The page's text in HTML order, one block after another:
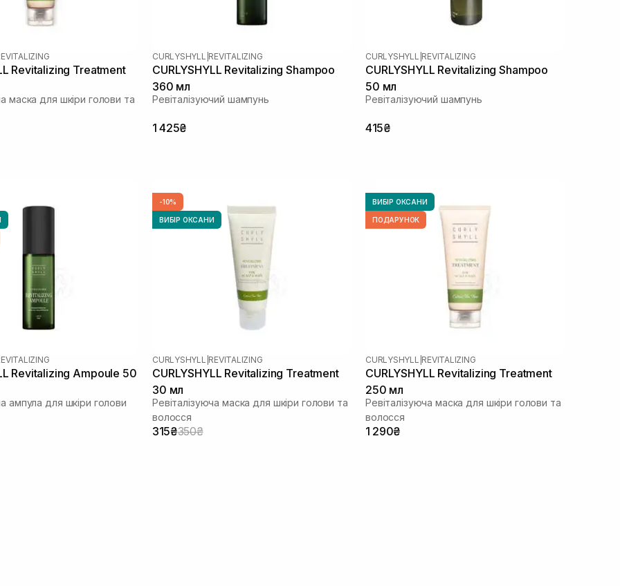
Revitalizing Treatment
маска для шкіри голови та
CURLYSHYLL REVITALIZING
CURLYSHYLL Revitalizing Shampoo
360 мл
Ревіталізуючий шампунь
1 425₴
CURLYSHYLL REVITALIZING
CURLYSHYLL Revitalizing Shampoo
50 мл
Ревіталізуючий шампунь
415₴
Revitalizing Ampoule 50
ампула для шкіри голови
-10%
ВИБІР ОКСАНИ
CURLYSHYLL REVITALIZING
CURLYSHYLL Revitalizing Treatment
30 мл
Ревіталізуюча маска для шкіри голови та
волосся
315₴350₴
ВИБІР ОКСАНИ
ПОДАРУНОК
CURLYSHYLL REVITALIZING
CURLYSHYLL Revitalizing Treatment
250 мл
Ревіталізуюча маска для шкіри голови та
волосся
1 290₴